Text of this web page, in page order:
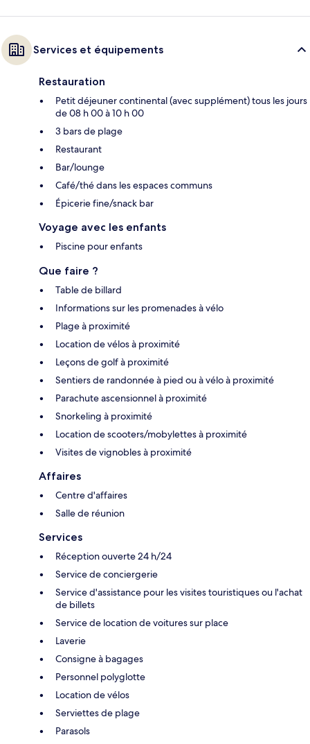
Services et équipements
Restauration
Petit déjeuner continental (avec supplément) tous les jours
de 08 h 00 à 10 h 00
3 bars de plage
Restaurant
Bar/lounge
Café/thé dans les espaces communs
Épicerie fine/snack bar
Voyage avec les enfants
Piscine pour enfants
Que faire ?
Table de billard
Informations sur les promenades à vélo
Plage à proximité
Location de vélos à proximité
Leçons de golf à proximité
Sentiers de randonnée à pied ou à vélo à proximité
Parachute ascensionnel à proximité
Snorkeling à proximité
Location de scooters/mobylettes à proximité
Visites de vignobles à proximité
Affaires
Centre d'affaires
Salle de réunion
Services
Réception ouverte 24 h/24
Service de conciergerie
Service d'assistance pour les visites touristiques ou l'achat
de billets
Service de location de voitures sur place
Laverie
Consigne à bagages
Personnel polyglotte
Location de vélos
Serviettes de plage
Parasols